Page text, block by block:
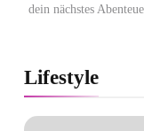
dein nächstes
Lifestyle